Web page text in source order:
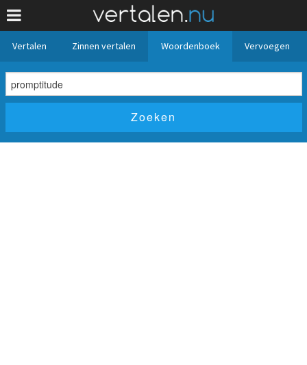
Vertalen Zinnen vertalen Woordenboek Vervoegen